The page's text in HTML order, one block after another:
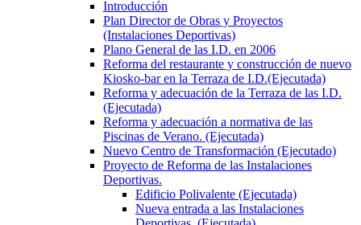
Introducción
Plan Director de Obras y Proyectos
(Instalaciones Deportivas)
Plano General de las I.D. en 2006
Reforma del restaurante y construcción de nuevo
Kiosko-bar en la Terraza de I.D.(Ejecutada)
Reforma y adecuación de la Terraza de las I.D.
(Ejecutada)
Reforma y adecuación a normativa de las
Piscinas de Verano. (Ejecutada)
Nuevo Centro de Transformación (Ejecutado)
Proyecto de Reforma de las Instalaciones
Deportivas.
Edificio Polivalente (Ejecutada)
Nueva entrada a las Instalaciones